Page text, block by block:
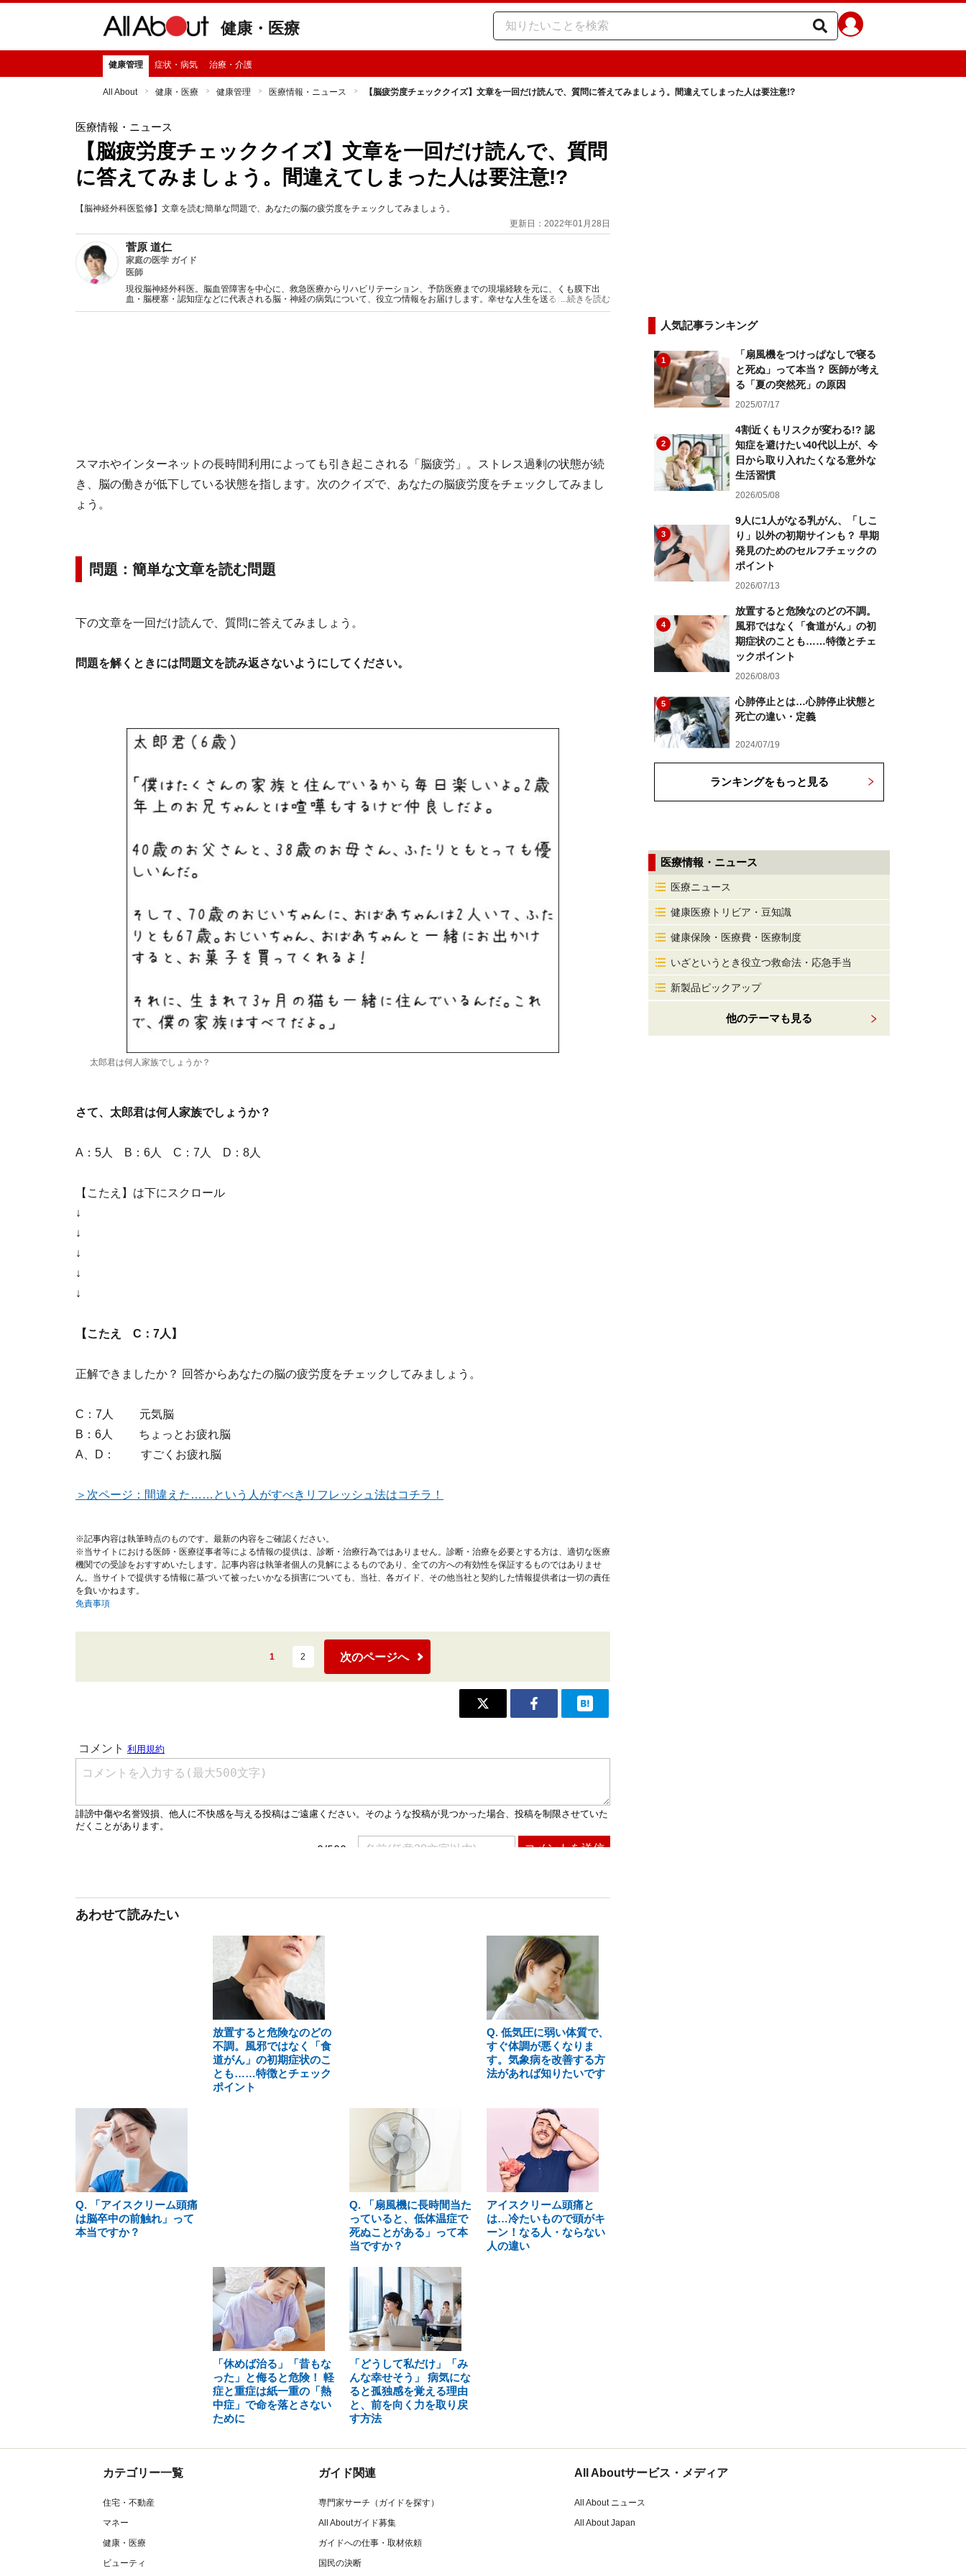
健康・医療
健康管理 症状・病気 治療・介護
All About 健康・医療 健康管理 医療情報・ニュース 【脳疲労度チェッククイズ】文章を一回だけ読んで、質問に答えてみましょう。間違えてしまった人は要注意!?
医療情報・ニュース
【脳疲労度チェッククイズ】文章を一回だけ読んで、質問
に答えてみましょう。間違えてしまった人は要注意!?
【脳神経外科医監修】文章を読む簡単な問題で、あなたの脳の疲労度をチェックしてみましょう。
更新日：2022年01月28日
菅原 道仁
家庭の医学 ガイド
医師
現役脳神経外科医。脳血管障害を中心に、救急医療からリハビリテーション、予防医療までの現場経験を元に、くも膜下出
血・脳梗塞・認知症などに代表される脳・神経の病気について、役立つ情報をお届けします。幸せな人生を送るために、どう
ぞご利用下さい。
...続きを読む
スマホやインターネットの長時間利用によっても引き起こされる「脳疲労」。ストレス過剰の状態が続
き、脳の働きが低下している状態を指します。次のクイズで、あなたの脳疲労度をチェックしてみまし
ょう。
問題：簡単な文章を読む問題
下の文章を一回だけ読んで、質問に答えてみましょう。
問題を解くときには問題文を読み返さないようにしてください。
太郎君は何人家族でしょうか？
さて、太郎君は何人家族でしょうか？
A：5人 B：6人 C：7人 D：8人
【こたえ】は下にスクロール
↓
↓
↓
↓
↓
【こたえ C：7人】
正解できましたか？ 回答からあなたの脳の疲労度をチェックしてみましょう。
C：7人 元気脳
B：6人 ちょっとお疲れ脳
A、D： すごくお疲れ脳
＞次ページ：間違えた……という人がすべきリフレッシュ法はコチラ！
※記事内容は執筆時点のものです。最新の内容をご確認ください。
※当サイトにおける医師・医療従事者等による情報の提供は、診断・治療行為ではありません。診断・治療を必要とする方は、適切な医療
機関での受診をおすすめいたします。記事内容は執筆者個人の見解によるものであり、全ての方への有効性を保証するものではありませ
ん。当サイトで提供する情報に基づいて被ったいかなる損害についても、当社、各ガイド、その他当社と契約した情報提供者は一切の責任
を負いかねます。
免責事項
1 2 次のページへ
あわせて読みたい
放置すると危険なのどの
不調。風邪ではなく「食
道がん」の初期症状のこ
とも……特徴とチェック
ポイント
Q. 低気圧に弱い体質で、
すぐ体調が悪くなりま
す。気象病を改善する方
法があれば知りたいです
Q. 「アイスクリーム頭痛
は脳卒中の前触れ」って
本当ですか？
Q. 「扇風機に長時間当た
っていると、低体温症で
死ぬことがある」って本
当ですか？
アイスクリーム頭痛と
は…冷たいもので頭がキ
ーン！なる人・ならない
人の違い
「休めば治る」「昔もな
った」と侮ると危険！ 軽
症と重症は紙一重の「熱
中症」で命を落とさない
ために
「どうして私だけ」「み
んな幸せそう」 病気にな
ると孤独感を覚える理由
と、前を向く力を取り戻
す方法
人気記事ランキング
1
「扇風機をつけっぱなしで寝る
と死ぬ」って本当？ 医師が考え
る「夏の突然死」の原因
2025/07/17
2
4割近くもリスクが変わる!? 認
知症を避けたい40代以上が、今
日から取り入れたくなる意外な
生活習慣
2026/05/08
3
9人に1人がなる乳がん、「しこ
り」以外の初期サインも？ 早期
発見のためのセルフチェックの
ポイント
2026/07/13
4
放置すると危険なのどの不調。
風邪ではなく「食道がん」の初
期症状のことも……特徴とチェ
ックポイント
2026/08/03
5
心肺停止とは…心肺停止状態と
死亡の違い・定義
2024/07/19
ランキングをもっと見る
医療情報・ニュース
医療ニュース
健康医療トリビア・豆知識
健康保険・医療費・医療制度
いざというとき役立つ救命法・応急手当
新製品ピックアップ
他のテーマも見る
カテゴリー一覧
住宅・不動産
マネー
健康・医療
ビューティ
ガイド関連
専門家サーチ（ガイドを探す）
All Aboutガイド募集
ガイドへの仕事・取材依頼
国民の決断
All Aboutサービス・メディア
All About ニュース
All About Japan